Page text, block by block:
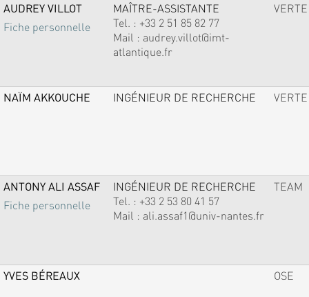
AUDREY VILLOT
Fiche personnelle
MAÎTRE-ASSISTANTE
Tel. : +33 2 51 85 82 77
Mail : audrey.villot@imt-
atlantique.fr
VERTE
NAÏM AKKOUCHE INGÉNIEUR DE RECHERCHE VERTE
ANTONY ALI ASSAF
Fiche personnelle
INGÉNIEUR DE RECHERCHE
Tel. : +33 2 53 80 41 57
Mail : ali.assaf1@univ-nantes.fr
TEAM
YVES BÉREAUX OSE